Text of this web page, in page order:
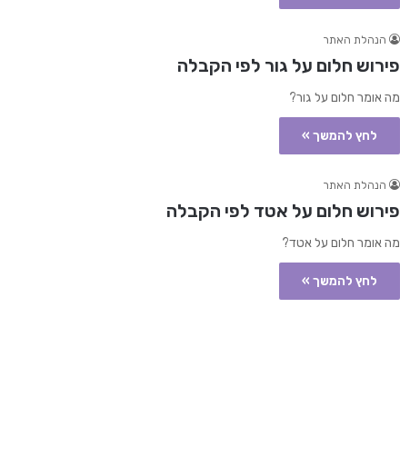
הנהלת האתר
פירוש חלום על גור לפי הקבלה
מה אומר חלום על גור?
לחץ להמשך »
הנהלת האתר
פירוש חלום על אטד לפי הקבלה
מה אומר חלום על אטד?
לחץ להמשך »